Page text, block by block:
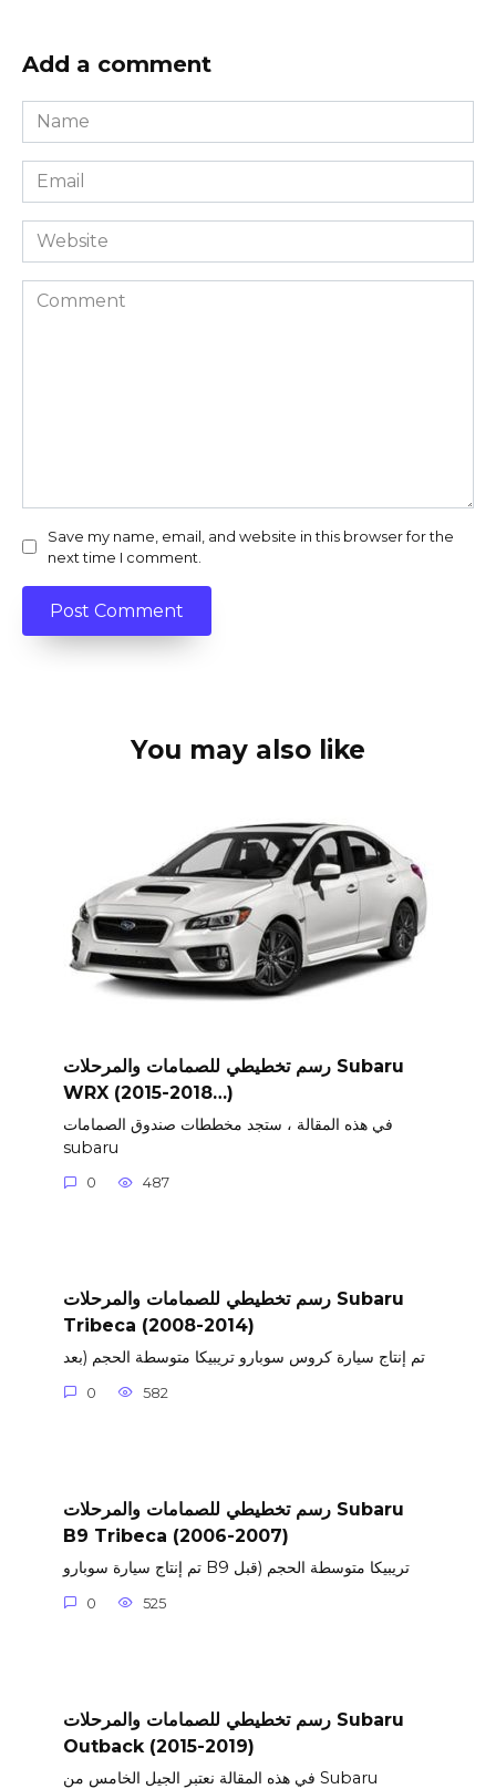
Add a comment
Name
*
Email
*
Website
Comment
Save my name, email, and website in this browser for the
next time I comment.
You may also like
رسم تخطيطي للصمامات والمرحلات Subaru
WRX (2015-2018…)
في هذه المقالة ، ستجد مخططات صندوق الصمامات
subaru
0 487
رسم تخطيطي للصمامات والمرحلات Subaru
Tribeca (2008-2014)
تم إنتاج سيارة كروس سوبارو تريبيكا متوسطة الحجم (بعد
0 582
رسم تخطيطي للصمامات والمرحلات Subaru
B9 Tribeca (2006-2007)
تم إنتاج سيارة سوبارو B9 تريبيكا متوسطة الحجم (قبل
0 525
رسم تخطيطي للصمامات والمرحلات Subaru
Outback (2015-2019)
في هذه المقالة نعتبر الجيل الخامس من Subaru